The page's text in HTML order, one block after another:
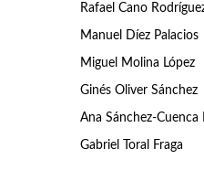
Rafael Cano
Manuel Díez Palacios
Miguel Molina López
Ginés Oliver Sánchez
Ana Sánchez-Cuenca
Gabriel Toral Fraga